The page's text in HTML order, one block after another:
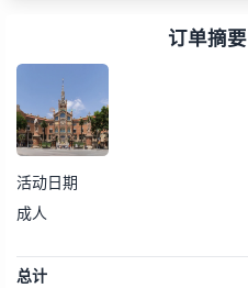
订单摘要
活动日期
成人
总计